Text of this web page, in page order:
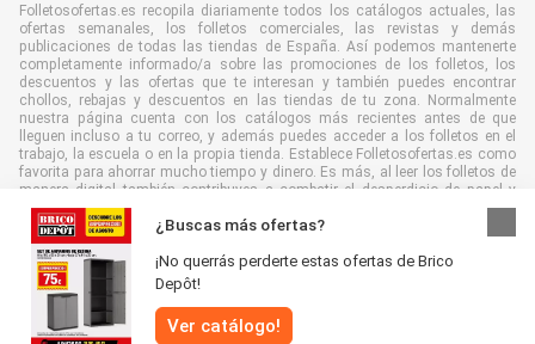
¿Buscas más ofertas?
¡No querrás perderte estas ofertas de Brico
Depôt!
Ver catálogo!
Folletosofertas.es recopila diariamente todos los catálogos actuales, las
ofertas semanales, los folletos comerciales, las revistas y demás
publicaciones de todas las tiendas de España. Así podemos mantenerte
completamente informado/a sobre las promociones de los folletos, los
descuentos y las ofertas que te interesan y también puedes encontrar
chollos, rebajas y descuentos en las tiendas de tu zona. Normalmente
nuestra página cuenta con los catálogos más recientes antes de que
lleguen incluso a tu correo, y además puedes acceder a los folletos en el
trabajo, la escuela o en la propia tienda. Establece Folletosofertas.es como
favorita para ahorrar mucho tiempo y dinero. Es más, al leer los folletos de
manera digital también contribuyes a combatir el desperdicio de papel y
ayudar al medioambiente.
Todos los derechos reservados © Folletosofertas.es 2026 |